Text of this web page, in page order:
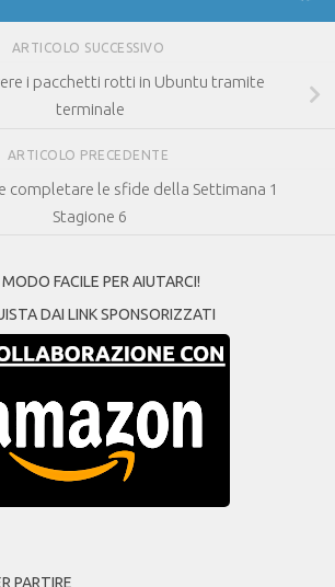
ARTICOLO SUCCESSIVO
i pacchetti rotti in Ubuntu tramite
terminale
ARTICOLO PRECEDENTE
completare le sfide della Settimana 1
Stagione 6
FACILE PER AIUTARCI!
DAI LINK SPONSORIZZATI
PARTIRE